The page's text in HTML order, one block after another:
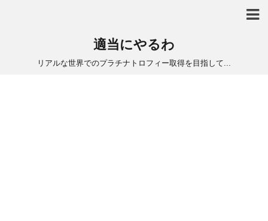
適当にやるわ
リアルな世界でのプラチナトロフィー取得を目指して...